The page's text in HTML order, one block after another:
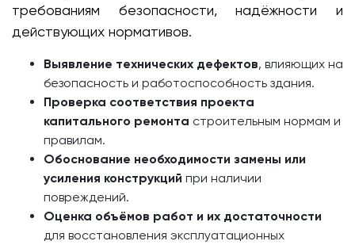
требованиям безопасности, надёжности и
действующих нормативов.
Выявление технических дефектов, влияющих на
безопасность и работоспособность здания.
Проверка соответствия проекта
капитального ремонта строительным нормам и
правилам.
Обоснование необходимости замены или
усиления конструкций при наличии
повреждений.
Оценка объёмов работ и их достаточности
для восстановления эксплуатационных